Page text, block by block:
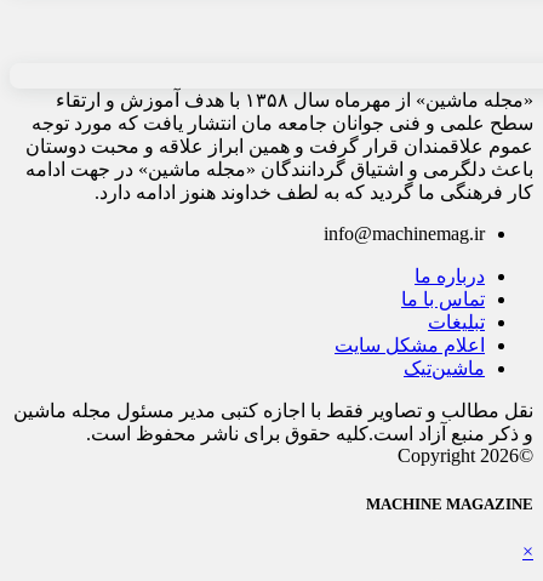
«مجله ماشین» از مهرماه سال ۱۳۵۸ با هدف آموزش و ارتقاء
سطح علمی و فنی جوانان جامعه مان انتشار یافت که مورد توجه
عموم علاقمندان قرار گرفت و همین ابراز علاقه و محبت دوستان
باعث دلگرمی و اشتیاق گردانندگان «مجله ماشین» در جهت ادامه
کار فرهنگی ما گردید که به لطف خداوند هنوز ادامه دارد.
info@machinemag.ir
درباره ما
تماس با ما
تبلیغات
اعلام مشکل سایت
ماشین‌تیک
نقل مطالب و تصاویر فقط با اجازه کتبی مدیر مسئول مجله ماشین
و ذکر منبع آزاد است.کلیه حقوق برای ناشر محفوظ است.
©Copyright 2026
MACHINE MAGAZINE
×